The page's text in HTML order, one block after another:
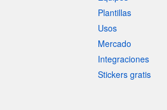
Plantillas
Usos
Mercado
Integraciones
Stickers gratis